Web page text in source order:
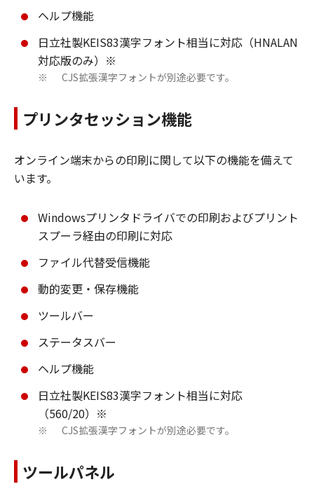
ヘルプ機能
日立社製KEIS83漢字フォント相当に対応（HNALAN
対応版のみ）※
※ CJS拡張漢字フォントが別途必要です。
プリンタセッション機能
オンライン端末からの印刷に関して以下の機能を備えて
います。
Windowsプリンタドライバでの印刷およびプリント
スプーラ経由の印刷に対応
ファイル代替受信機能
動的変更・保存機能
ツールバー
ステータスバー
ヘルプ機能
日立社製KEIS83漢字フォント相当に対応
（560/20）※
※ CJS拡張漢字フォントが別途必要です。
ツールパネル